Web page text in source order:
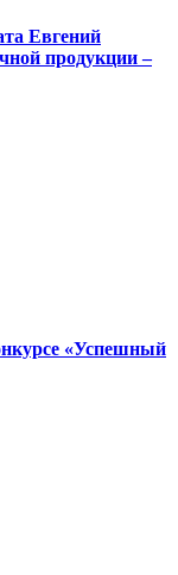
Евгений
продукции –
«Успешный